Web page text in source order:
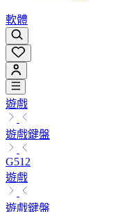
軟體
遊戲
遊戲鍵盤
G512
遊戲
遊戲鍵盤